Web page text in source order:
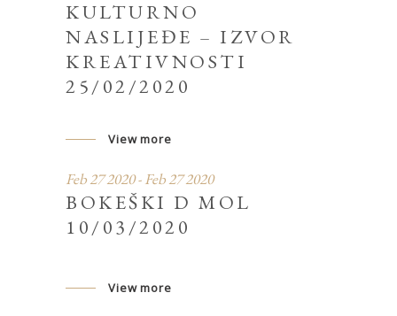
KULTURNO
NASLIJEĐE – IZVOR
KREATIVNOSTI
25/02/2020
View more
Feb 27 2020 - Feb 27 2020
BOKEŠKI D MOL
10/03/2020
View more